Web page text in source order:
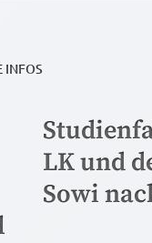
INFOS
LK und
Sowi